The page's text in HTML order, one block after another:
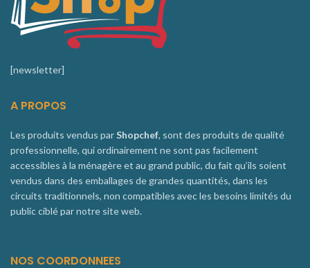
[newsletter]
A PROPOS
Les produits vendus parShopchef, sont des produits de qualité
professionnelle, qui ordinairement ne sont pas facilement
accessibles à la ménagère et au grand public, du fait qu’ils soient
vendus dans des emballages de grandes quantités, dans les
circuits traditionnels, non compatibles avec les besoins limités du
public ciblé par notre site web.
NOS COORDONNEES